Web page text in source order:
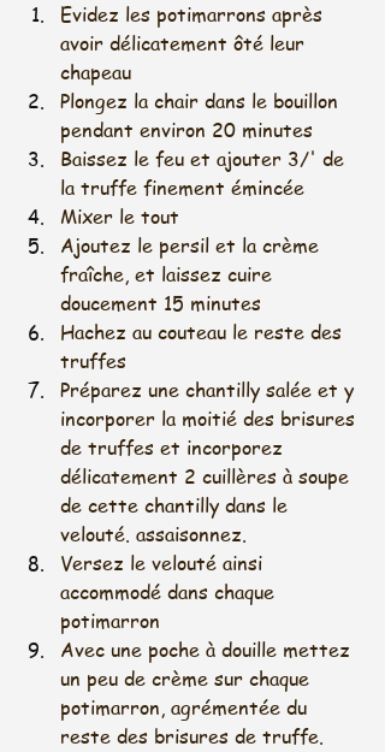
Evidez les potimarrons après
avoir délicatement ôté leur
chapeau
Plongez la chair dans le bouillon
pendant environ 20 minutes
Baissez le feu et ajouter 3/' de
la truffe finement émincée
Mixer le tout
Ajoutez le persil et la crème
fraîche, et laissez cuire
doucement 15 minutes
Hachez au couteau le reste des
truffes
Préparez une chantilly salée et y
incorporer la moitié des brisures
de truffes et incorporez
délicatement 2 cuillères à soupe
de cette chantilly dans le
velouté. assaisonnez.
Versez le velouté ainsi
accommodé dans chaque
potimarron
Avec une poche à douille mettez
un peu de crème sur chaque
potimarron, agrémentée du
reste des brisures de truffe.